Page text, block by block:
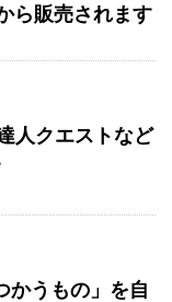
ら販売されます
人クエストなど
かうもの」を自